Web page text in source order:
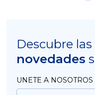
Descubre las
novedades
UNETE A NOSOTROS